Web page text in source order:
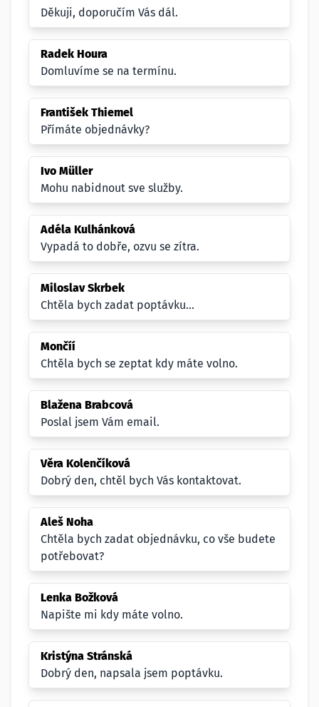
Děkuji, doporučím Vás dál.
Radek Houra
Domluvíme se na termínu.
František Thiemel
Přímáte objednávky?
Ivo Müller
Mohu nabidnout sve služby.
Adéla Kulhánková
Vypadá to dobře, ozvu se zítra.
Miloslav Skrbek
Chtěla bych zadat poptávku...
Mončíí
Chtěla bych se zeptat kdy máte volno.
Blažena Brabcová
Poslal jsem Vám email.
Věra Kolenčíková
Dobrý den, chtěl bych Vás kontaktovat.
Aleš Noha
Chtěla bych zadat objednávku, co vše budete
potřebovat?
Lenka Božková
Napište mi kdy máte volno.
Kristýna Stránská
Dobrý den, napsala jsem poptávku.